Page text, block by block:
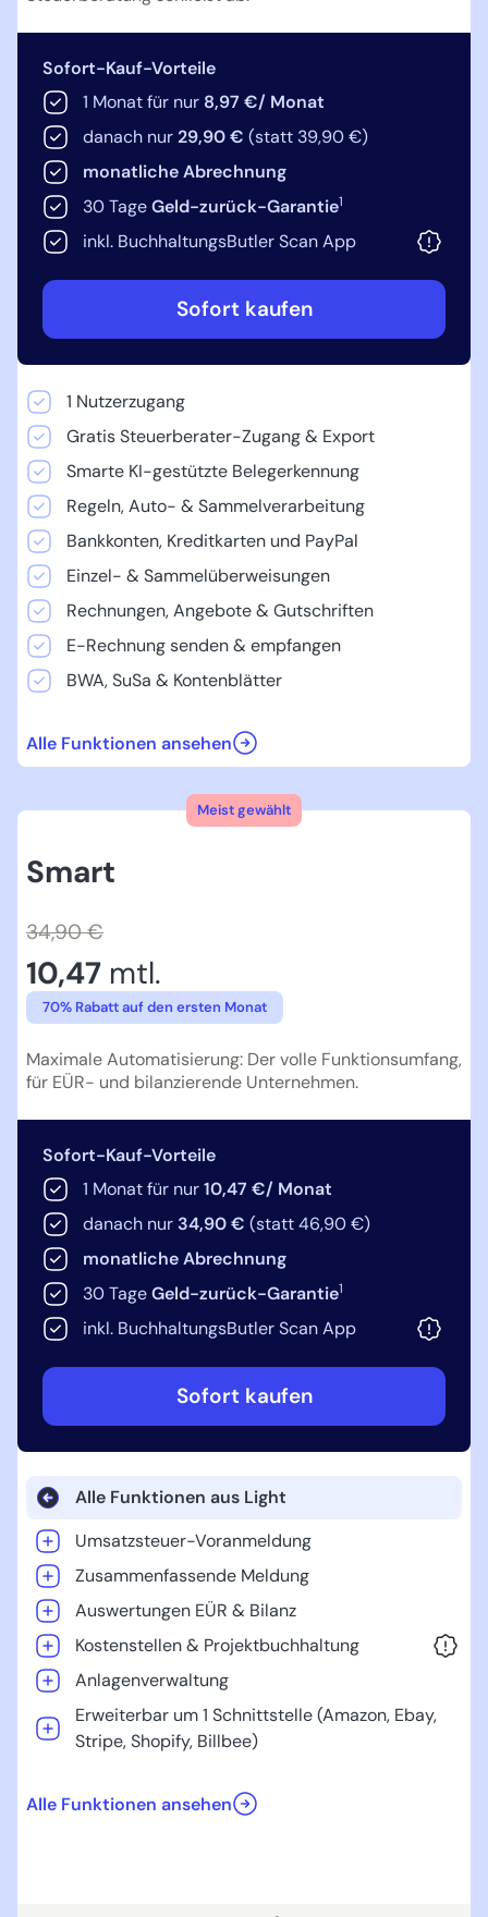
Sofort-Kauf-Vorteile
1 Monat für nur 8,97 €/ Monat
danach nur29,90 € (statt 39,90 €)
monatliche Abrechnung
30 TageGeld-zurück-Garantie1
inkl. BuchhaltungsButler Scan App
Sofort kaufen
1 Nutzerzugang
Gratis Steuerberater-Zugang & Export
Smarte KI-gestützte Belegerkennung
Regeln, Auto- & Sammelverarbeitung
Bankkonten, Kreditkarten und PayPal
Einzel- & Sammelüberweisungen
Rechnungen, Angebote & Gutschriften
E-Rechnung senden & empfangen
BWA, SuSa & Kontenblätter
Alle Funktionen ansehen
Smart
Meist gewählt
34,90 €
10,47 mtl.
70% Rabatt auf den ersten Monat
Maximale Automatisierung: Der volle Funktionsumfang,
für EÜR- und bilanzierende Unternehmen.
Sofort-Kauf-Vorteile
1 Monat für nur10,47 €/ Monat
danach nur 34,90 € (statt 46,90 €)
monatliche Abrechnung
30 TageGeld-zurück-Garantie1
inkl. BuchhaltungsButler Scan App
Sofort kaufen
Alle Funktionen aus Light
Umsatzsteuer-Voranmeldung
Zusammenfassende Meldung
Auswertungen EÜR & Bilanz
Kostenstellen & Projektbuchhaltung
Anlagenverwaltung
Erweiterbar um 1 Schnittstelle (Amazon, Ebay,
Stripe, Shopify, Billbee)
Alle Funktionen ansehen